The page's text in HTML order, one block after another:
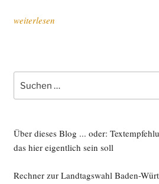
„Was
oder:
gesell­
ti­
sche
ence
weiterlesen
nach:
Über dieses Blog ... oder:
das hier eigentlich sein soll
Rechner zur Landtagswahl Baden-